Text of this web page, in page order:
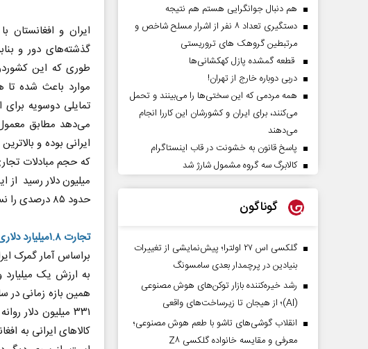
گذشته‌های دور و
طوری که این
موارد باعث شده تا
تمایلی دوسویه
می‌دهد مطابق
ایرانی بوده و
حدود ۸۵ درصدی را نسبت به سال ۲۰۲۳ ثبت کرده است.
تجارت ۱.۸میلیارد دلاری ایران و افغانستان
۳۳۱ میلیون
هم دنبال جوانگرایی هستم هم نتیجه
دستگیری تعداد ۸ نفر از اشرار مسلح شاخص و
مرتبطین گروهک های تروریستی
قطعه گمشده پازل کهکشانی‌ها
دربی دوباره خارج از تهران!
همه مردمی که این سختی‌ها را می‌بینند و تحمل
می‌کنند، برای ایران و کشورشان این کاررا انجام
می‌دهند
پاسخ قانون به خشونت در قاب اینستاگرام
کالابرگ سه گروه مشمول شارژ شد
گوناگون
گلکسی اس ۲۷ اولترا؛ پیش‌نمایشی از تغییرات
بنیادین در پرچمدار بعدی سامسونگ
رشد خیره‌کننده بازار توکن‌های هوش مصنوعی
(AI)؛ از هیجان تا زیرساخت‌های واقعی
انقلاب گوشی‌های تاشو‌ با طعم هوش مصنوعی؛
معرفی و مقایسه خانواده گلکسی Z۸